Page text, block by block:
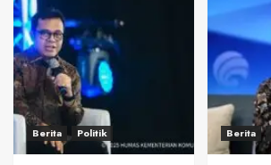
Berita Politik Berita